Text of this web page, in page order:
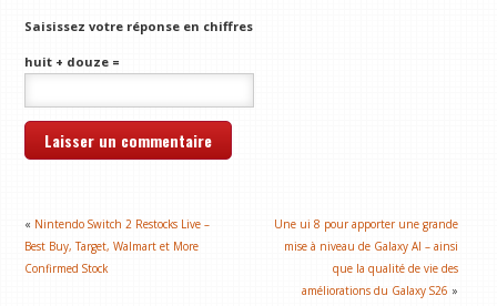
Saisissez votre réponse en chiffres
huit + douze =
« Nintendo Switch 2 Restocks Live –
Best Buy, Target, Walmart et More
Confirmed Stock
Une ui 8 pour apporter une grande
mise à niveau de Galaxy AI – ainsi
que la qualité de vie des
améliorations du Galaxy S26 »